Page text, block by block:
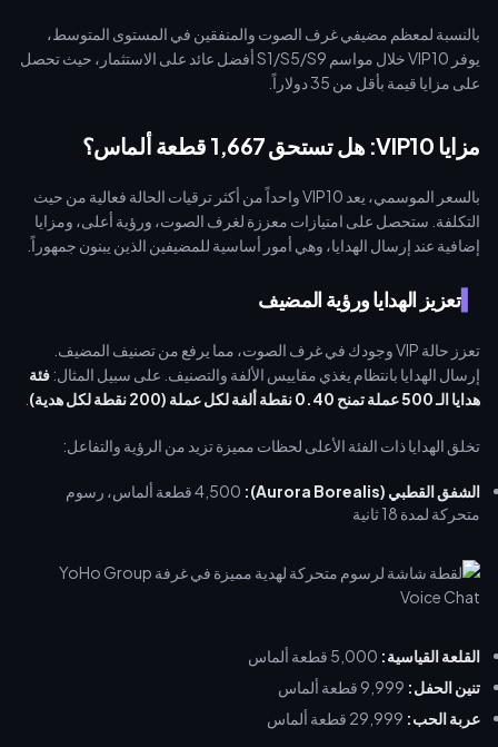
بالنسبة لمعظم مضيفي غرف الصوت والمنفقين في المستوى المتوسط،
يوفر VIP10 خلال مواسم S1/S5/S9 أفضل عائد على الاستثمار، حيث تحصل
على مزايا قيمة بأقل من 35 دولاراً.
مزايا VIP10: هل تستحق 1,667 قطعة ألماس؟
بالسعر الموسمي، يعد VIP10 واحداً من أكثر ترقيات الحالة فعالية من حيث
التكلفة. ستحصل على امتيازات معززة لغرف الصوت، ورؤية أعلى، ومزايا
إضافية عند إرسال الهدايا، وهي أمور أساسية للمضيفين الذين يبنون جمهوراً.
تعزيز الهدايا ورؤية المضيف
تعزز حالة VIP وجودك في غرف الصوت، مما يرفع من تصنيف المضيف.
إرسال الهدايا بانتظام يغذي مقاييس الألفة والتصنيف. على سبيل المثال:فئة
هدايا الـ 500 عملة تمنح 0.40 نقطة ألفة لكل عملة (200 نقطة لكل هدية)
تخلق الهدايا ذات الفئة الأعلى لحظات مميزة تزيد من الرؤية والتفاعل:
الشفق القطبي (Aurora Borealis):
4,500 قطعة ألماس، رسوم
متحركة لمدة 18 ثانية
القلعة القياسية:
تنين الحفل:
عربة الحب: